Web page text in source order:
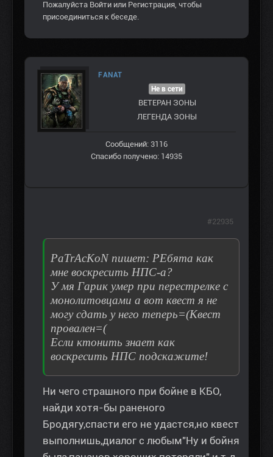
Пожалуйста Войти или Регистрация, чтобы
присоединиться к беседе.
FANAT
Не в сети
ВЕТЕРАН ЗOНЫ
ЛЕГЕНДА ЗОНЫ
Сообщений: 3116
Спасибо получено: 14935
PaTrAcKoN пишет: РЕбята как
мне воскресить НПС-а?
У мя Гарик умер при перестрелке с
монолитовцами а вот квест я не
могу сдать у него теперь=(Квест
провален=(
Если ктонить знает как
воскресить НПС подскажите!
Ни чего страшного при бойне в КБО,
найди хотя-бы раненого
Бродягу,спасти его не удастся,но квест
выполнишь,диалог с любым"Ну и бойня
#22935